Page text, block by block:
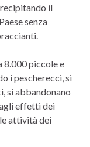
il
senza
8.000 piccole e
i pescherecci, si
si abbandonano
effetti dei
attività dei